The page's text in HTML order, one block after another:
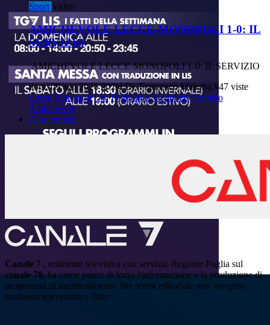
Sport Video
AMICHEVOLE LECCE-MONOPOLI 1-0: IL
SERVIZIO
AMICHEVOLE LECCE-MONOPOLI 1-0: IL SERVIZIO
dom, 09 ago 2026 20:04 Di: Francesco Malerba 947 viste
Lecce Monopoli Gol Highlights Geubbels Servizio
Amichevole
Altre notizie
Canale 7 , emittente televisiva con servizio Regione Puglia sul
canale 78, ha come punto di forza l'informazione e la produzione di
programmi di intrattenimento. Per scelta editoriale non vengono
trasmessi televendite e film.